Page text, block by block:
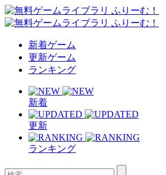
新着ゲーム
更新ゲーム
ランキング
新着
更新
ランキング